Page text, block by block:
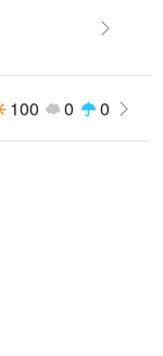
100 0 0